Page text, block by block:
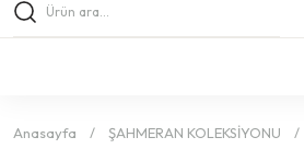
Anasayfa ŞAHMERAN KOLEKSİYONU